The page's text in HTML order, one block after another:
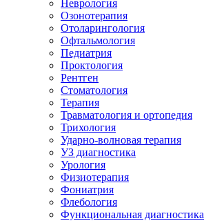
Неврология
Озонотерапия
Отоларингология
Офтальмология
Педиатрия
Проктология
Рентген
Стоматология
Терапия
Травматология и ортопедия
Трихология
Ударно-волновая терапия
УЗ диагностика
Урология
Физиотерапия
Фониатрия
Флебология
Функциональная диагностика